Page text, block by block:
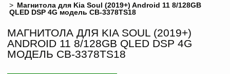
Магнитола для Kia Soul (2019+) Android 11 8/128GB
QLED DSP 4G модель CB-3378TS18
МАГНИТОЛА ДЛЯ KIA SOUL (2019+)
ANDROID 11 8/128GB QLED DSP 4G
МОДЕЛЬ CB-3378TS18